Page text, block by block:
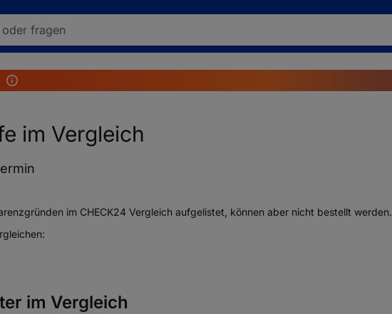
oder fragen
im Vergleich
im CHECK24 Vergleich aufgelistet, können aber nicht bestellt werden.
im Vergleich